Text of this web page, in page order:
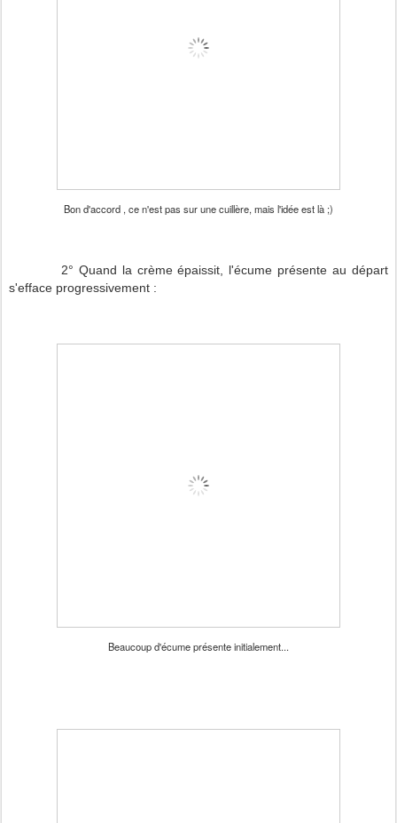
Bon d'accord , ce n'est pas sur une cuillère, mais l'idée est là ;)
2° Quand la crème épaissit, l'écume présente au départ
s'efface progressivement :
Beaucoup d'écume présente initialement...